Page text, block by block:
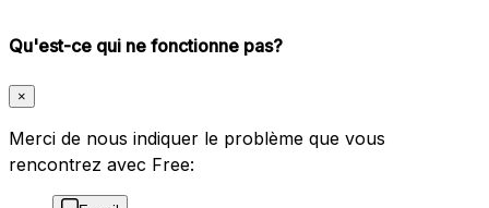
Qu'est-ce qui ne fonctionne pas?
×
Merci de nous indiquer le problème que vous
rencontrez avec Free: